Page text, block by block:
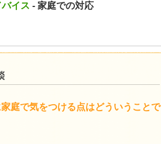
イス - 家庭での対応
庭で気をつける点はどういうことで